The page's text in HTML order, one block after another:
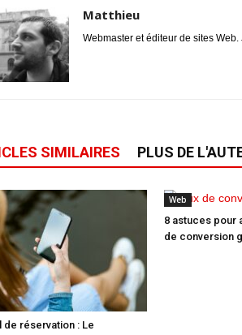
Matthieu
Webmaster et éditeur de sites
SIMILAIRES PLUS DE
de réservation : Le
Web
8 astuces pour
de conversion